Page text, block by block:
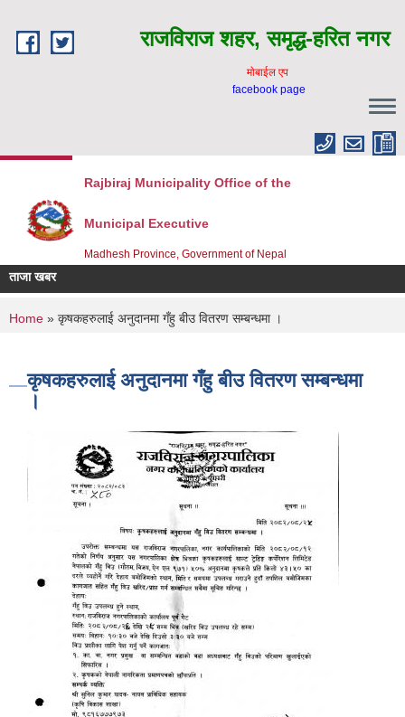
राजविराज शहर, समृद्ध-हरित नगर
माेबाईल एप
facebook page
Rajbiraj Municipality Office of the
Municipal Executive
Madhesh Province, Government of Nepal
ताजा खबर
You are here
Home » कृषकहरुलाई अनुदानमा गँहु बीउ वितरण सम्बन्धमा ।
कृषकहरुलाई अनुदानमा गँहु बीउ वितरण सम्बन्धमा
।